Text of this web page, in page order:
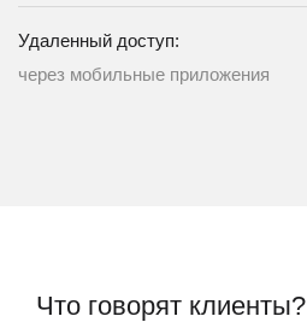
Удаленный доступ:
через мобильные приложения
Что говорят клиенты?